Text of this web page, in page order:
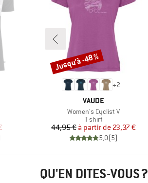
+2
MARQUE
VAUDE
Article
Women's Cyclist V
Product group
T-shirt
Prix
44,95 € Prix réduit
à partir de 23,37 €
5,0(5)
Remise
Jusqu'à -48 %
QU'EN DITES-VOUS ?